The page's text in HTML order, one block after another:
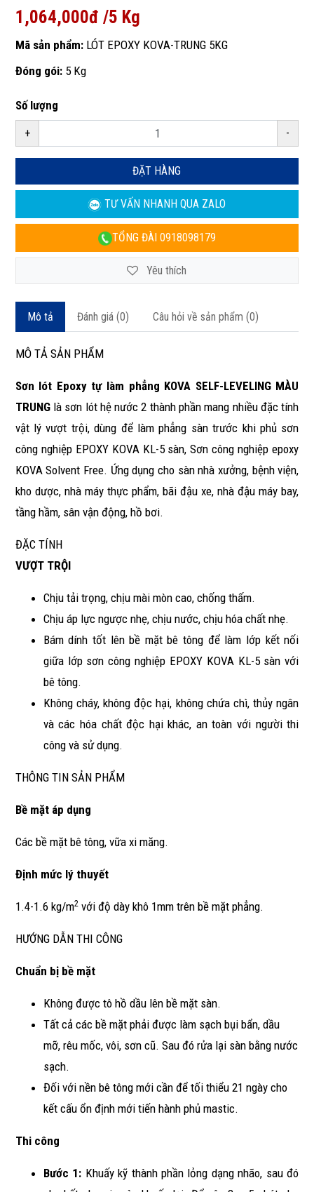
1,064,000đ /5 Kg
Mã sản phẩm:LÓT EPOXY KOVA-TRUNG 5KG
Đóng gói:5 Kg
Số lượng
+ -
ĐẶT HÀNG
TƯ VẤN NHANHQUA ZALO
TỔNG ĐÀI 0918098179
Yêu thích
Mô tả Đánh giá (0) Câu hỏi về sản phẩm (0)
MÔ TẢ SẢN PHẨM
Sơn lót Epoxy tự làm phẳng KOVA SELF-LEVELING MÀU
TRUNG là sơn lót hệ nước 2 thành phần mang nhiều đặc tính
vật lý vượt trội, dùng để làm phẳng sàn trước khi phủ sơn
công nghiệp EPOXY KOVA KL-5 sàn, Sơn công nghiệp epoxy
KOVA Solvent Free. Ứng dụng cho sàn nhà xưởng, bệnh viện,
kho dược, nhà máy thực phẩm, bãi đậu xe, nhà đậu máy bay,
tầng hầm, sân vận động, hồ bơi.
ĐẶC TÍNH
VƯỢT TRỘI
Chịu tải trọng, chịu mài mòn cao, chống thấm.
Chịu áp lực ngược nhẹ, chịu nước, chịu hóa chất nhẹ.
Bám dính tốt lên bề mặt bê tông để làm lớp kết nối
giữa lớp sơn công nghiệp EPOXY KOVA KL-5 sàn với
bê tông.
Không cháy, không độc hại, không chứa chì, thủy ngân
và các hóa chất độc hại khác, an toàn với người thi
công và sử dụng.
THÔNG TIN SẢN PHẨM
Bề mặt áp dụng
Các bề mặt bê tông, vữa xi măng.
Định mức lý thuyết
1.4-1.6 kg/m2với độ dày khô 1mm trên bề mặt phẳng.
HƯỚNG DẪN THI CÔNG
Chuẩn bị bề mặt
Không được tô hồ dầu lên bề mặt sàn.
Tất cả các bề mặt phải được làm sạch bụi bẩn, dầu
mỡ, rêu mốc, vôi, sơn cũ. Sau đó rửa lại sàn bằng nước
sạch.
Đối với nền bê tông mới cần để tối thiểu 21 ngày cho
kết cấu ổn định mới tiến hành phủ mastic.
Thi công
Bước 1: Khuấy kỹ thành phần lỏng dạng nhão, sau đó